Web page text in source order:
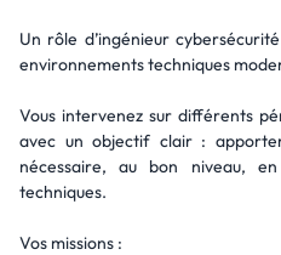
Un rôle d’ingénieur
environnements techniques
Vous intervenez sur différents
avec un objectif clair :
nécessaire, au bon niveau,
techniques.
Vos missions :